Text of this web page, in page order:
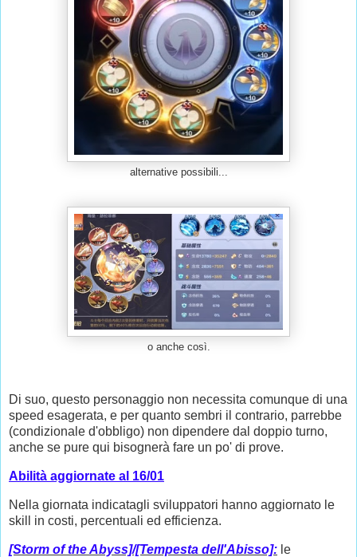
alternative possibili...
o anche così.
Di suo, questo personaggio non necessita comunque di una
speed esagerata, e per quanto sembri il contrario, parrebbe
(condizionale d'obbligo) non dipendere dal doppio turno,
anche se pure qui bisognerà fare un po' di prove.
Abilità aggiornate al 16/01
Nella giornata indicatagli sviluppatori hanno aggiornato le
skill in costi, percentuali ed efficienza.
[Storm of the Abyss]/[Tempesta dell'Abisso]: le